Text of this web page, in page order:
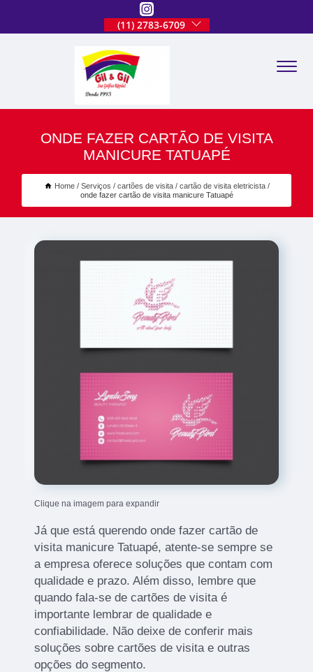
(11) 2783-6709
ONDE FAZER CARTÃO DE VISITA
MANICURE TATUAPÉ
Home Serviços cartões de visita
cartão de visita eletricista
onde fazer cartão de visita manicure Tatuapé
Clique na imagem para expandir
Já que está querendo onde fazer cartão de
visita manicure Tatuapé, atente-se sempre se
a empresa oferece soluções que contam com
qualidade e prazo. Além disso, lembre que
quando fala-se de cartões de visita é
importante lembrar de qualidade e
confiabilidade. Não deixe de conferir mais
soluções sobre cartões de visita e outras
opções do segmento.